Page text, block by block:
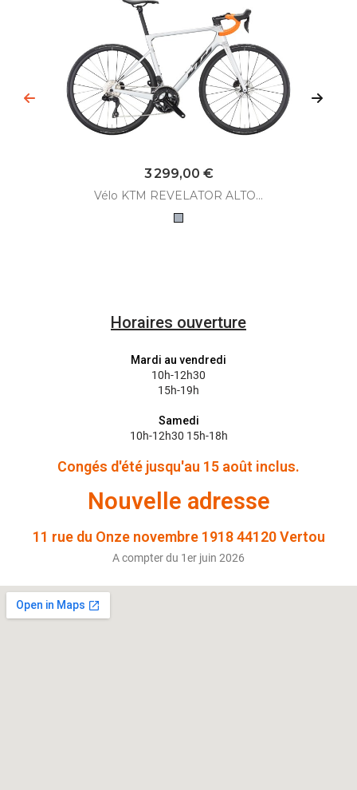
Prix
3 299,00 €
Vélo KTM REVELATOR ALTO...
Gris
Horaires ouverture
Mardi au vendredi
10h-12h30
15h-19h
Samedi
10h-12h30 15h-18h
Congés d'été jusqu'au 15 août inclus.
Nouvelle adresse
11 rue du Onze novembre 1918 44120 Vertou
A compter du 1er juin 2026